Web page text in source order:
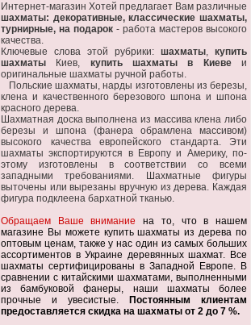
Интернет-магазин Хотей предлагает Вам различные
шахматы: декоративные, классические шахматы,
турнирные, на подарок - работа мастеров высокого
качества.
Ключевые слова этой рубрики: шахматы, купить
шахматы Киев, купить шахматы в Киевеи
оригинальные шахматы ручной работы.
Польские шахматы, нарды изготовлены из березы,
клена и качественного березового шпона и шпона
красного дерева.
Шахматная доска выполнена из массива клена либо
березы и шпона (фанера обрамлена массивом)
высокого качества европейского стандарта. Эти
шахматы экспортируются в Европу и Америку, по-
этому изготовлены в соответствии со всеми
западными требованиями. Шахматные фигуры
выточены или вырезаны вручную из дерева. Каждая
фигура подклеена бархатной тканью.
Обращаем Ваше внимание
на то, что в нашем
магазине Вы можете купить шахматы из дерева по
оптовым ценам, также у нас один из самых больших
ассортиментов в Украине деревянных шахмат. Все
шахматы сертифицированы в Западной Европе. В
сравнении с китайскими шахматами, выполненными
из бамбуковой фанеры, наши шахматы более
прочные и увесистые.
Постоянным клиентам
предоставляется скидка на шахматы от 2 до 7 %.